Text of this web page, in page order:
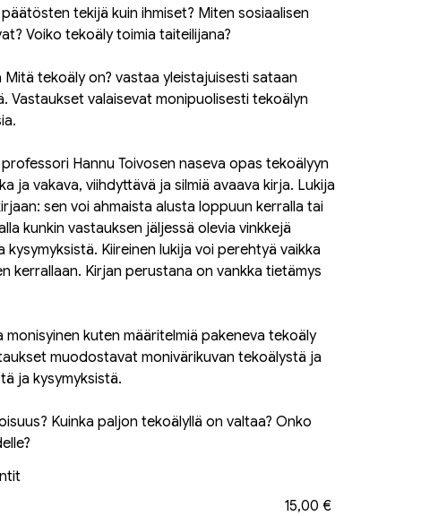
tekijä kuin ihmiset? Miten sosiaalisen
Voiko tekoäly toimia taiteilijana?
tekoäly on? vastaa yleistajuisesti sataan
Vastaukset valaisevat monipuolisesti tekoälyn
Hannu Toivosen naseva opas tekoälyyn
ja vakava, viihdyttävä ja silmiä avaava kirja. Lukija
sen voi ahmaista alusta loppuun kerralla tai
kunkin vastauksen jäljessä olevia vinkkejä
kysymyksistä. Kiireinen lukija voi perehtyä vaikka
kerrallaan. Kirjan perustana on vankka tietämys
monisyinen kuten määritelmiä pakeneva tekoäly
muodostavat monivärikuvan tekoälystä ja
ja kysymyksistä.
Kuinka paljon tekoälyllä on valtaa? Onko
15,00 €